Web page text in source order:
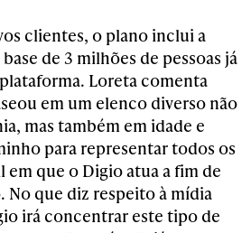
clientes, o plano inclui a
de 3 milhões de pessoas já
Loreta comenta
em um elenco diverso não
mas também em idade e
para representar todos os
que o Digio atua a fim de
No que diz respeito à mídia
irá concentrar este tipo de